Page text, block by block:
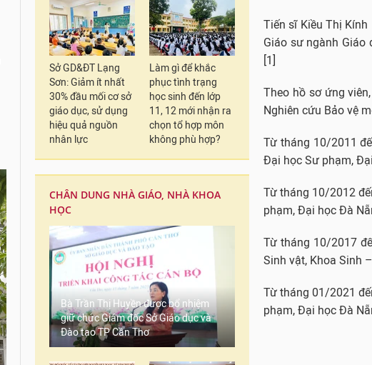
Sở GD&ĐT Lạng
Sơn: Giảm ít nhất
30% đầu mối cơ sở
giáo dục, sử dụng
hiệu quả nguồn
nhân lực
Làm gì để khắc
phục tình trạng
học sinh đến lớp
11, 12 mới nhận ra
chọn tổ hợp môn
không phù hợp?
CHÂN DUNG NHÀ GIÁO, NHÀ KHOA
HỌC
Bà Trần Thị Huyền được bổ nhiệm
giữ chức Giám đốc Sở Giáo dục và
Đào tạo TP Cần Thơ
Tiến sĩ Kiều Thị
Giáo sư ngành
[1]
Theo hồ sơ ứng
Nghiên cứu Bảo vệ
Từ tháng 10/2011
Đại học Sư phạm,
Từ tháng 10/2012
phạm, Đại học Đà
Từ tháng 10/2017
Sinh vật, Khoa Sinh
Từ tháng 01/2021
phạm, Đại học Đà